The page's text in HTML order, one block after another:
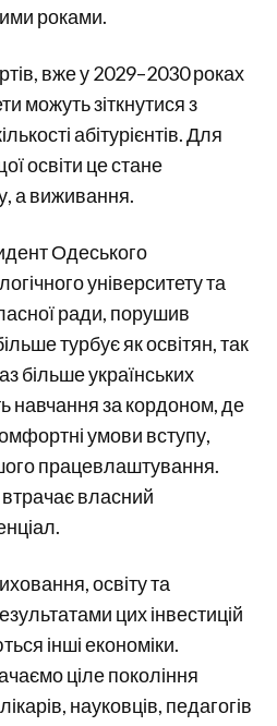
роками.
вже у 2029–2030 роках
можуть зіткнутися з
абітурієнтів. Для
освіти це стане
а виживання.
Одеського
університету та
ради, порушив
турбує як освітян, так
більше українських
навчання за кордоном, де
умови вступу,
працевлаштування.
втрачає власний
освіту та
цих інвестицій
інші економіки.
ціле покоління
науковців, педагогів